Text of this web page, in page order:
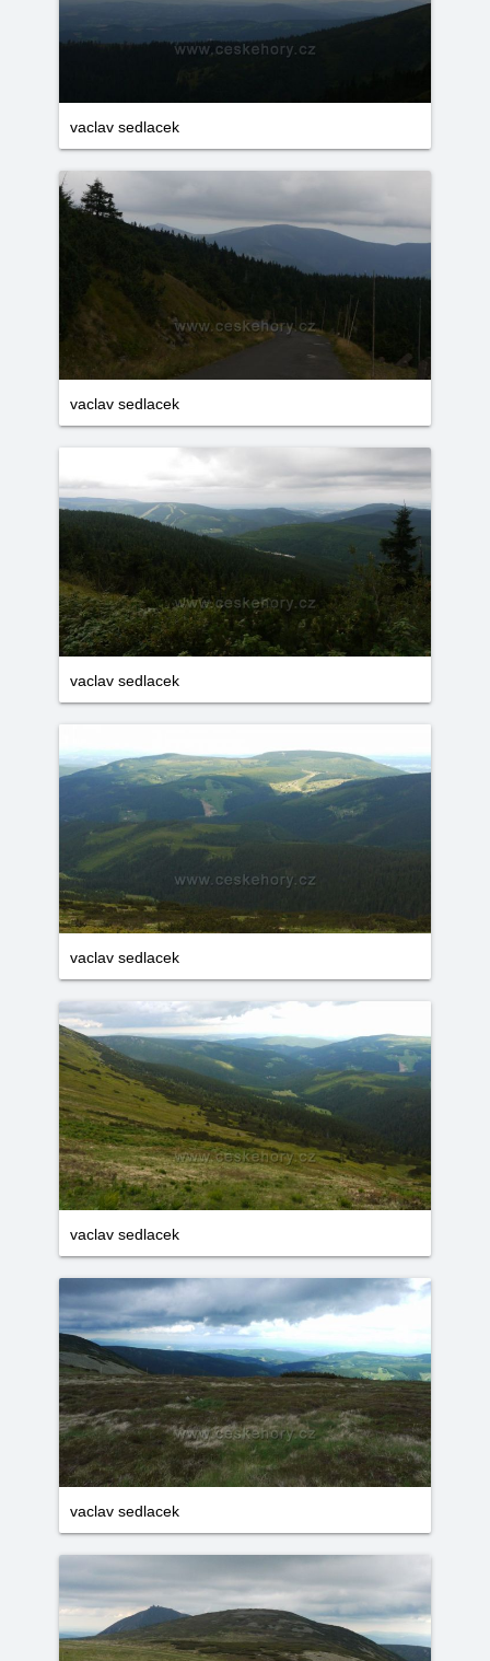
vaclav sedlacek
vaclav sedlacek
vaclav sedlacek
vaclav sedlacek
vaclav sedlacek
vaclav sedlacek